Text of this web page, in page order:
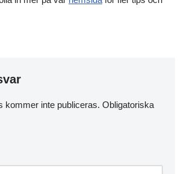
kommer inte publiceras. Obligatoriska